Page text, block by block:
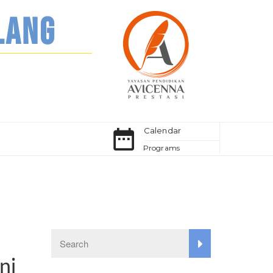
Calendar
Programs